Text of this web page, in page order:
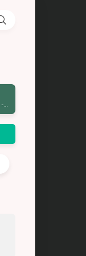
DVOYE, Леон Кемстач - Молчали долго